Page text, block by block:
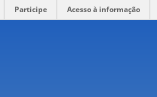
Participe Acesso à informação